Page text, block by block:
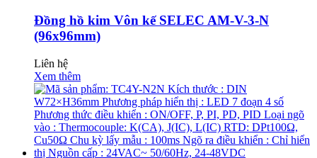
Đồng hồ kim Vôn kế SELEC AM-V-3-N
(96x96mm)
Liên hệ
Xem thêm